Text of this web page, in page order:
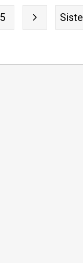
5 Siste